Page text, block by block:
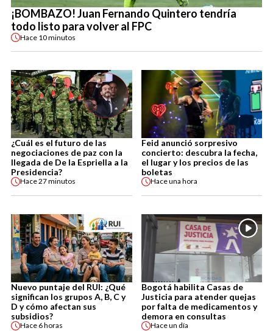
¡BOMBAZO! Juan Fernando Quintero tendría
todo listo para volver al FPC
Hace 10 minutos
¿Cuál es el futuro de las
negociaciones de paz con la
llegada de De la Espriella a la
Presidencia?
Hace27 minutos
Feid anunció sorpresivo
concierto: descubra la fecha,
el lugar y los precios de las
boletas
Haceuna hora
Nuevo puntaje del RUI: ¿Qué
significan los grupos A, B, C y
D y cómo afectan sus
subsidios?
Hace 6 horas
Bogotá habilita Casas de
Justicia para atender quejas
por falta de medicamentos y
demora en consultas
Haceun día